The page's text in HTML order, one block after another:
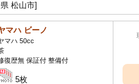
松山市]
マハ ビーノ
マハ 50cc
復歴無 保証付 整備付
5枚